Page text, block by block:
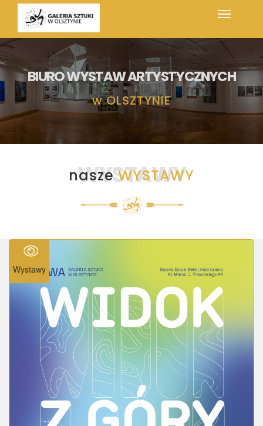
BIURO WYSTAW ARTYSTYCZNYCH
w OLSZTYNIE
WYSTAWY
naszeWYSTAWY
Wystawy